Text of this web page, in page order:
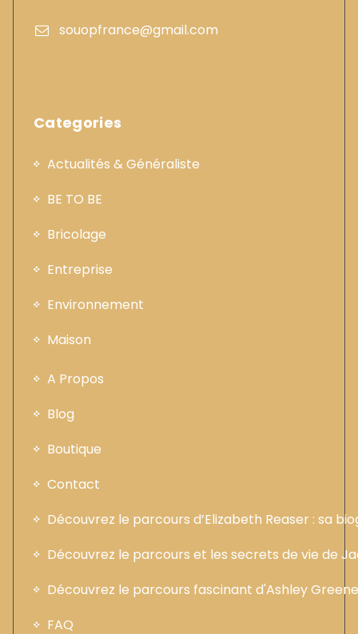
souopfrance@gmail.com
Categories
Actualités & Généraliste
BE TO BE
Bricolage
Entreprise
Environnement
Maison
A Propos
Blog
Boutique
Contact
Découvrez le parcours d’Elizabeth Reaser : sa
Découvrez le parcours et les secrets de vie de
Découvrez le parcours fascinant d'Ashley
FAQ